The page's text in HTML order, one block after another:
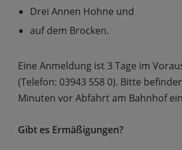
Drei Annen Hohne und
auf dem Brocken.
Eine Anmeldung ist 3 Tage im
(Telefon: 03943 558 0). Bitte
Minuten vor Abfahrt am Bahnhof
Gibt es Ermäßigungen?